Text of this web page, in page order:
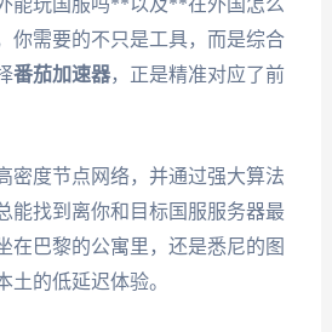
能玩国服吗**以及**在外国怎么
你需要的不只是工具，而是综合
番茄加速器，正是精准对应了前
密度节点网络，并通过强大算法
能找到离你和目标国服服务器最
在巴黎的公寓里，还是悉尼的图
土的低延迟体验。